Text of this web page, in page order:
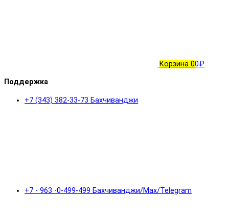
Корзина 00₽
Поддержка
+7 (343) 382-33-73 Бахчиванджи
+7 - 963 -0-499-499 Бахчиванджи/Max/Telegram